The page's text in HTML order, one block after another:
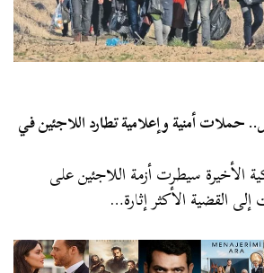
حملات أمنية وإعلامية تطارد اللاجئين في
الأخيرة سيطرت أزمة اللاجئين على
القضية الأكثر إثارة…